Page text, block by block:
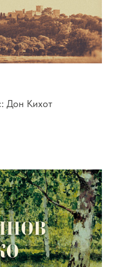
Дон Кихот